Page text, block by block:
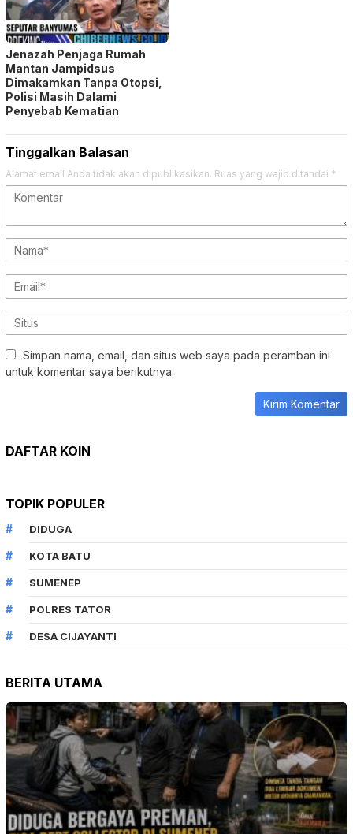
Jenazah Penjaga Rumah
Mantan Jampidsus
Dimakamkan Tanpa Otopsi,
Polisi Masih Dalami
Penyebab Kematian
Tinggalkan Balasan
Alamat email Anda tidak akan dipublikasikan. Ruas yang wajib ditandai *
Simpan nama, email, dan situs web saya pada peramban ini
untuk komentar saya berikutnya.
DAFTAR KOIN
TOPIK POPULER
DIDUGA
KOTA BATU
SUMENEP
POLRES TATOR
DESA CIJAYANTI
BERITA UTAMA